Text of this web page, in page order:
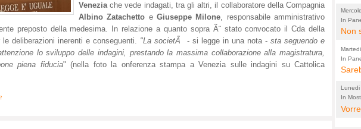
Veneziache vede indagati, tra gli altri, il collaboratore della Compagnia
Albino Zatachetto eGiuseppe Milone, responsabile amministrativo
preposto della medesima. In relazione a quanto sopra Ã¨ stato convocato il Cda della
le deliberazioni inerenti e conseguenti. "La societÃ - si legge in una nota - sta seguendo e
lo sviluppo delle indagini, prestando la massima collaborazione alla magistratura,
piena fiducia" (nella foto la onferenza stampa a Venezia sulle indagini su Cattolica
per
che
qui
PER
sono
(non
dal
In
Non
la
In
In
di